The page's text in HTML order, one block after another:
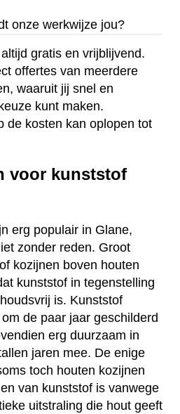
onze werkwijze jou?
gratis en vrijblijvend.
offertes van meerdere
waaruit jij snel en
kunt maken.
de kosten kan oplopen tot
voor kunststof
erg populair in Glane,
zonder reden. Groot
kozijnen boven houten
kunststof in tegenstelling
is. Kunststof
de paar jaar geschilderd
erg duurzaam in
jaren mee. De enige
toch houten kozijnen
van kunststof is vanwege
uitstraling die hout geeft